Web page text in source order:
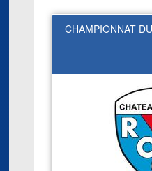
CHAMPIONNAT